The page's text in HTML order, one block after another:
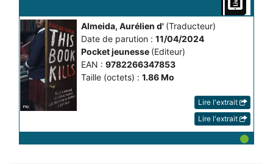
Almeida, Aurélien d' (Traducteur)
Date de parution : 11/04/2024
Pocket jeunesse (Editeur)
EAN : 9782266347853
Taille (octets) : 1.86 Mo
Lire l'extrait
Lire l'extrait